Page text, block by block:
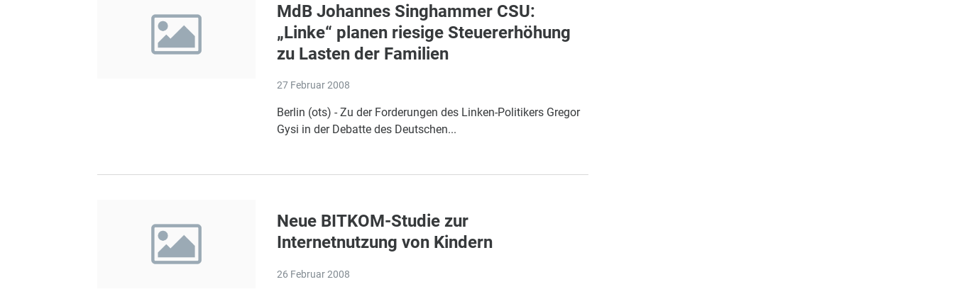
MdB Johannes Singhammer CSU:
„Linke“ planen riesige Steuererhöhung
zu Lasten der Familien
27 Februar 2008
Berlin (ots) - Zu der Forderungen des Linken-Politikers Gregor
Gysi in der Debatte des Deutschen...
Neue BITKOM-Studie zur
Internetnutzung von Kindern
26 Februar 2008